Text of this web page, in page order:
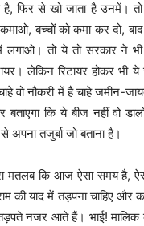
फिर से खो जाता है उनमें।
बच्चों को कमा कर दो,
लगाओ। तो ये तो सरकार ने
लेकिन रिटायर होकर भी
वो नौकरी में है चाहे जमीन-
कि ये बीज नहीं वो
तजुर्बा जो बताना है।
मतलब कि आज ऐसा समय है,
की याद में तड़पना चाहिए
नजर आते हैं। भाई! मालिक